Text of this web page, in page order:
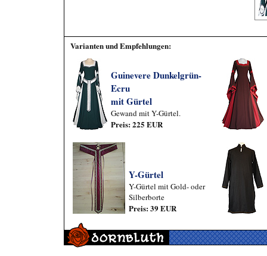
Varianten und Empfehlungen:
Guinevere Dunkelgrün-
Ecru
mit Gürtel
Gewand mit Y-Gürtel.
Preis: 225 EUR
Y-Gürtel
Y-Gürtel mit Gold- oder
Silberborte
Preis: 39 EUR